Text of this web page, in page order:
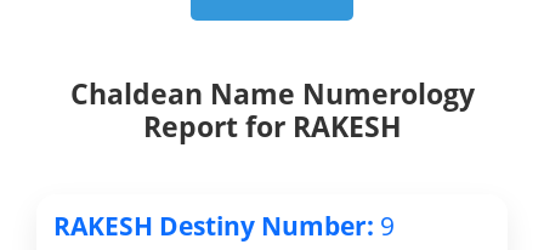
Chaldean Name Numerology
Report for RAKESH
RAKESH Destiny Number: 9